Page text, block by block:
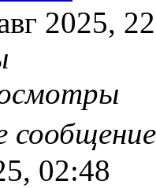
2025,
02:48